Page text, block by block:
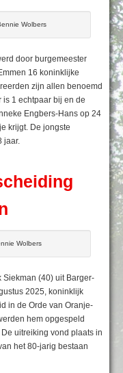
Wolbers
door burgemeester
16 koninklijke
zijn allen benoemd
is 1 echtpaar bij en de
Engbers-Hans op 24
krijgt. De jongste
jaar.
Wolbers
Siekman (40) uit Barger-
2025, koninklijk
in de Orde van Oranje-
hem opgespeld
uitreiking vond plaats in
het 80-jarig bestaan